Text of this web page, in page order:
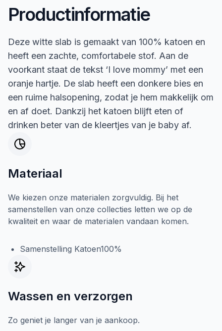
Productinformatie
Deze witte slab is gemaakt van 100% katoen en
heeft een zachte, comfortabele stof. Aan de
voorkant staat de tekst ‘I love mommy’ met een
oranje hartje. De slab heeft een donkere bies en
een ruime halsopening, zodat je hem makkelijk om
en af doet. Dankzij het katoen blijft eten of
drinken beter van de kleertjes van je baby af.
Materiaal
We kiezen onze materialen zorgvuldig. Bij het
samenstellen van onze collecties letten we op de
kwaliteit en waar de materialen vandaan komen.
Samenstelling Katoen100%
Wassen en verzorgen
Zo geniet je langer van je aankoop.